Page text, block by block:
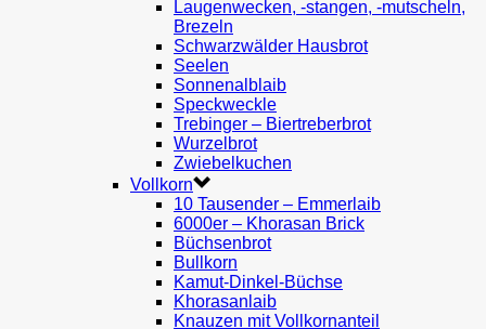
Laugenwecken, -stangen, -mutscheln,
Brezeln
Schwarzwälder Hausbrot
Seelen
Sonnenalblaib
Speckweckle
Trebinger – Biertreberbrot
Wurzelbrot
Zwiebelkuchen
Vollkorn
10 Tausender – Emmerlaib
6000er – Khorasan Brick
Büchsenbrot
Bullkorn
Kamut-Dinkel-Büchse
Khorasanlaib
Knauzen mit Vollkornanteil